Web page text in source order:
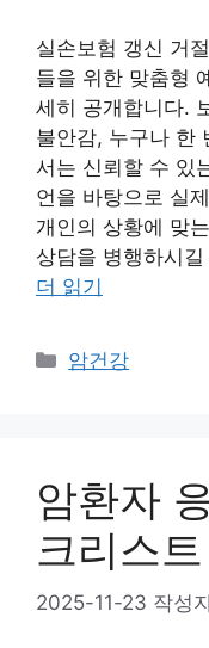
실손보험 갱신 거
들을 위한 맞춤형
세히 공개합니다.
불안감, 누구나 한
서는 신뢰할 수 있
언을 바탕으로 실
개인의 상황에 맞
상담을 병행하시
더 읽기
카
암건강
암환자
크리스트
2025-11-23 작성